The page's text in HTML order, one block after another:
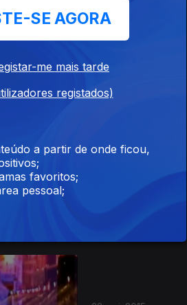
05 jun. 2015
SE AGORA
me mais tarde
registados)
a partir de onde ficou,
favoritos;
pessoal;